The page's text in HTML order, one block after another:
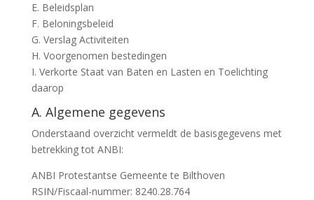
E. Beleidsplan
F. Beloningsbeleid
G. Verslag Activiteiten
H. Voorgenomen bestedingen
I. Verkorte Staat van Baten en Lasten en Toelichting
daarop
A. Algemene gegevens
Onderstaand overzicht vermeldt de basisgegevens met
betrekking tot ANBI:
ANBI Protestantse Gemeente te Bilthoven
RSIN/Fiscaal-nummer: 8240.28.764